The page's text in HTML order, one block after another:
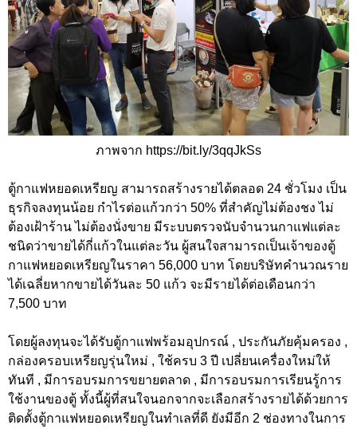
ภาพจาก https://bit.ly/3qqJkSs
ตู้กาแฟหยอดเหรียญ สามารถสร้างรายได้ตลอด 24 ชั่วโมง เป็น
ธุรกิจลงทุนน้อย กำไรต่อแก้วกว่า 50% ที่สำคัญไม่ต้องชง ไม่
ต้องเฝ้าร้าน ไม่ต้องนั่งขาย มีระบบตรวจนับจำนวนกาแฟแต่ละ
ชนิดว่าขายได้กี่แก้วในแต่ละวัน ผู้สนใจสามารถเป็นเจ้าของตู้
กาแฟหยอดเหรียญในราคา 56,000 บาท โดยบริษัทคำนวณราย
ได้เฉลี่ยหากขายได้วันละ 50 แก้ว จะมีรายได้ต่อเดือนกว่า
7,500 บาท
โดยผู้ลงทุนจะได้รับตู้กาแฟพร้อมอุปกรณ์ , ประกันภัยคุ้มครอง ,
กล่องครอบเหรียญรุ่นใหม่ , ใช้ครบ 3 ปี เปลี่ยนเครื่องใหม่ให้
ทันที , มีการอบรมการขยายตลาด , มีการอบรมการเรียนรู้การ
ใช้งานของตู้ ทั้งนี้ผู้ที่สนใจนอกจากจะเลือกสร้างรายได้ด้วยการ
ติดตั้งตู้กาแฟหยอดเหรียญในทำเลที่ดี ยังมีอีก 2 ช่องทางในการ